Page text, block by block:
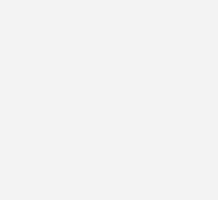
Problem mit dem
Sie regelmäßig von uns
und Neuigkeiten, gebündelt und